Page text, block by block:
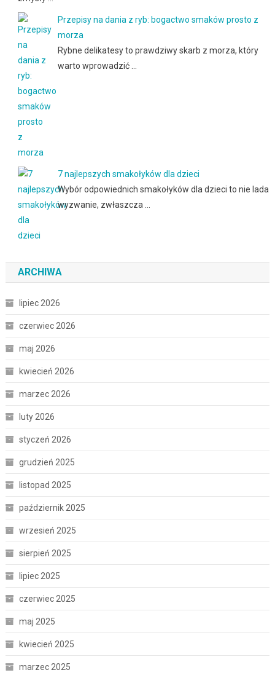
Przepisy na dania z ryb: bogactwo smaków prosto z
morza
Rybne delikatesy to prawdziwy skarb z morza, który
warto wprowadzić …
7 najlepszych smakołyków dla dzieci
Wybór odpowiednich smakołyków dla dzieci to nie lada
wyzwanie, zwłaszcza …
ARCHIWA
lipiec 2026
czerwiec 2026
maj 2026
kwiecień 2026
marzec 2026
luty 2026
styczeń 2026
grudzień 2025
listopad 2025
październik 2025
wrzesień 2025
sierpień 2025
lipiec 2025
czerwiec 2025
maj 2025
kwiecień 2025
marzec 2025